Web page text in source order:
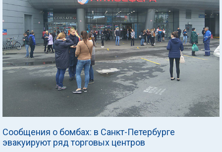
Сообщения о бомбах: в Санкт-Петербурге
эвакуируют ряд торговых центров